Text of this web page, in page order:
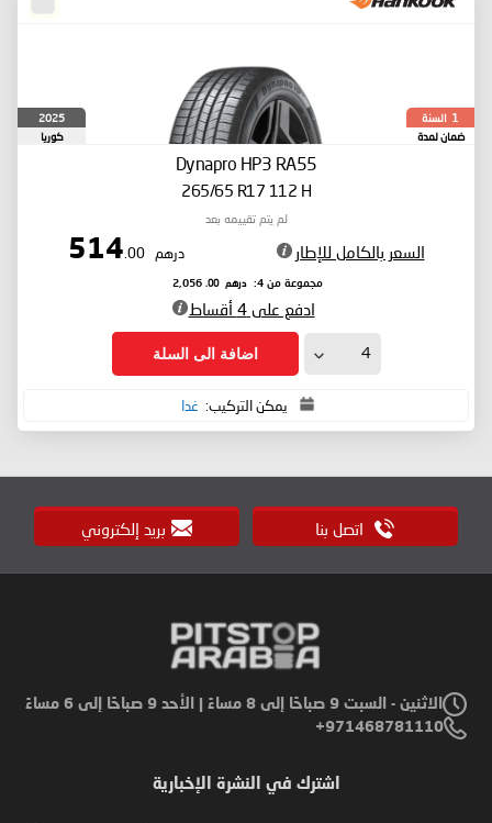
1 السنة
ضمان لمدة
2025
كوريا
Dynapro HP3 RA55
265/65 R17 112 H
لم يتم تقييمه بعد
السعر بالكامل للإطار درهم 514
.00
مجموعة من 4: درهم 2,056
.00
ادفع على 4 أقساط
اضافة الى السلة
يمكن التركيب: غدا
اتصل بنا بريد إلكتروني
الاثنين - السبت 9 صباحًا إلى 8 مساءً | الأحد 9 صباحًا إلى 6 مساءً
971468781110+
اشترك في النشرة الإخبارية